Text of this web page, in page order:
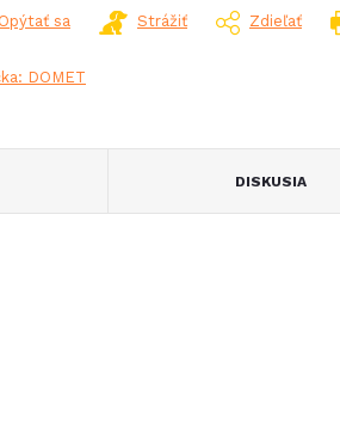
Opýtať sa Strážiť Zdieľať
DOMET
DISKUSIA